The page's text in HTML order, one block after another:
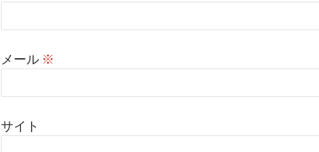
メール ※
サイト